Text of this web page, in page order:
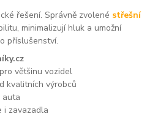
řešení. Správně zvolené střešní
minimalizují hluk a umožní
příslušenství.
většinu vozidel
kvalitních výrobců
auta
i zavazadla